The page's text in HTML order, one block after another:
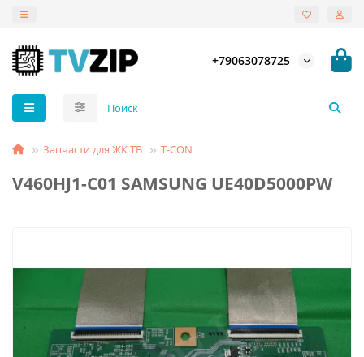
+79063078725
Запчасти для ЖК ТВ T-СON
V460HJ1-C01 SAMSUNG UE40D5000PW